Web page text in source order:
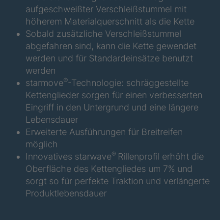
F
STP 190 888
F
4089139
STP 148 877
4089238
STP 173 888
F
F
STP 184 887
F
STP 165 877
4089289
aufgeschweißter Verschleißstummel mit
höherem Materialquerschnitt als die Kette
Sobald zusätzliche Verschleißstummel
abgefahren sind, kann die Kette gewendet
werden und für Standardeinsätze benutzt
werden
starmove®-Technologie: schräggestellte
Kettenglieder sorgen für einen verbesserten
Eingriff in den Untergrund und eine längere
Lebensdauer
Erweiterte Ausführungen für Breitreifen
möglich
Innovatives starwave® Rillenprofil erhöht die
Oberfläche des Kettengliedes um 7% und
sorgt so für perfekte Traktion und verlängerte
Produktlebensdauer